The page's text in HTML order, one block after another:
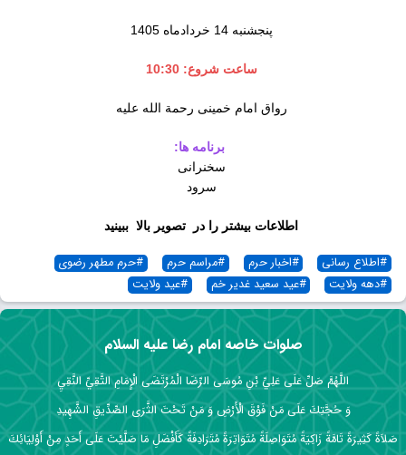
پنجشنبه 14 خردادماه 1405
ساعت شروع: 10:30
رواق امام خمینی رحمة الله علیه
برنامه ها:
سخنرانی
سرود
اطلاعات بیشتر را در تصویر بالا ببینید
#اطلاع رسانی #اخبار حرم #مراسم حرم #حرم مطهر رضوی
#دهه ولایت #عید سعید غدیر خم #عید ولایت
صلوات خاصه امام رضا علیه السلام
اللَّهُمَّ صَلِّ عَلَى عَلِيِّ بْنِ مُوسَى الرِّضَا الْمُرْتَضَى الْإِمَامِ التَّقِيِّ النَّقِيِ
وَ حُجَّتِكَ عَلَى مَنْ فَوْقَ الْأَرْضِ وَ مَنْ تَحْتَ الثَّرَى الصِّدِّيقِ الشَّهِيدِ
صَلاَةً كَثِيرَةً تَامَّةً زَاكِيَةً مُتَوَاصِلَةً مُتَوَاتِرَةً مُتَرَادِفَةً كَأَفْضَلِ مَا صَلَّيْتَ عَلَى أَحَدٍ مِنْ أَوْلِيَائِكَ